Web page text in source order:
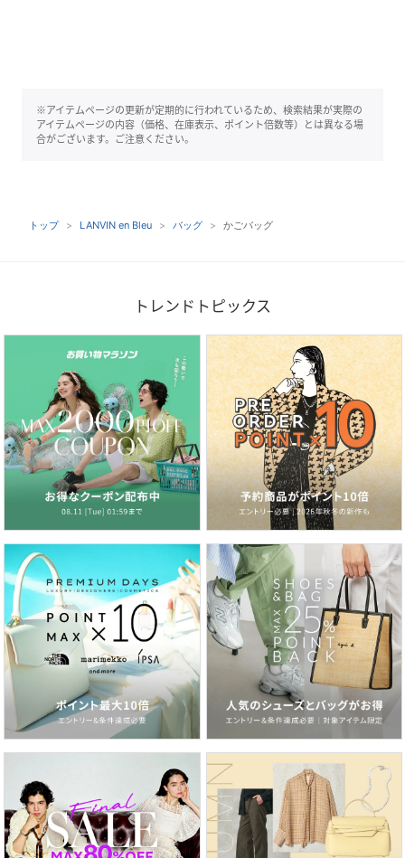
※アイテムページの更新が定期的に行われているため、検索結果が実際の
アイテムページの内容（価格、在庫表示、ポイント倍数等）とは異なる場
合がございます。ご注意ください。
トップ LANVIN en Bleu バッグ かごバッグ
トレンドトピックス